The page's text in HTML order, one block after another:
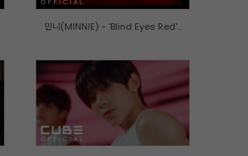
민니(MINNIE) - 'Blind Eyes Red'...